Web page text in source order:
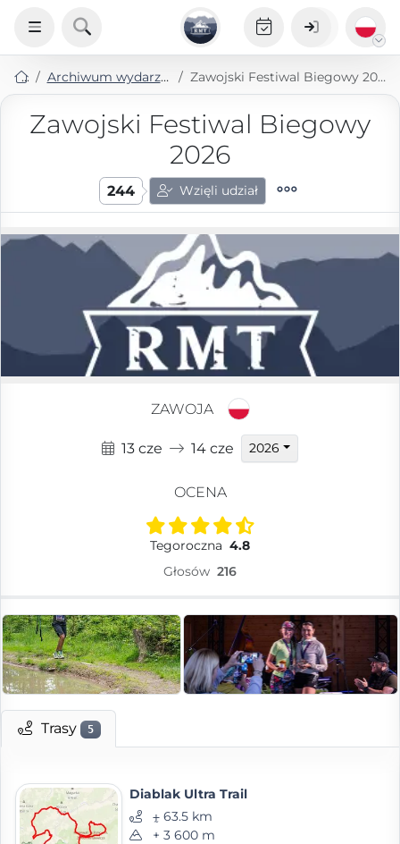
Archiwum wydarzeń Zawojski Festiwal Biegowy 2026
Zawojski Festiwal Biegowy
2026
244 Wzięli udział
ZAWOJA
13 cze 14 cze 2026
OCENA
Tegoroczna 4.8
Głosów 216
Trasy 5
Diablak Ultra Trail
⨦ 63.5 km
+ 3 600 m